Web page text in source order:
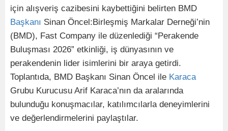
için alışveriş cazibesini kaybettiğini belirten BMD
Başkanı Sinan Öncel:Birleşmiş Markalar Derneği’nin
(BMD), Fast Company ile düzenlediği “Perakende
Buluşması 2026” etkinliği, iş dünyasının ve
perakendenin lider isimlerini bir araya getirdi.
Toplantıda, BMD Başkanı Sinan Öncel ile Karaca
Grubu Kurucusu Arif Karaca’nın da aralarında
bulunduğu konuşmacılar, katılımcılarla deneyimlerini
ve değerlendirmelerini paylaştılar.